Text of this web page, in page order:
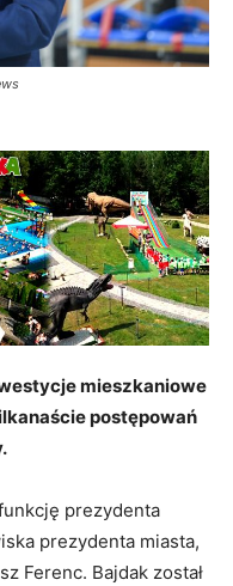
mieszkaniowe
postępowań
prezydenta
prezydenta miasta,
Ferenc. Bajdak został